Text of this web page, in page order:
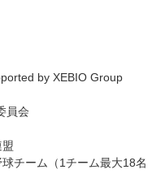
by XEBIO Group
員会
チーム（1チーム最大18名